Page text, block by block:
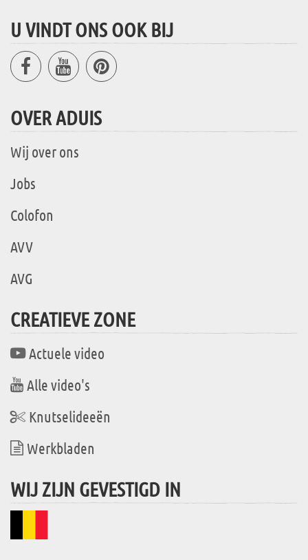
U VINDT ONS OOK BIJ
OVER ADUIS
Wij over ons
Jobs
Colofon
AVV
AVG
CREATIEVE ZONE
Actuele video
Alle video's
Knutselideeën
Werkbladen
WIJ ZIJN GEVESTIGD IN